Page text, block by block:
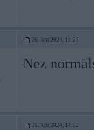
26. Apr 2024, 14:23
Nez
26. Apr 2024, 14:52